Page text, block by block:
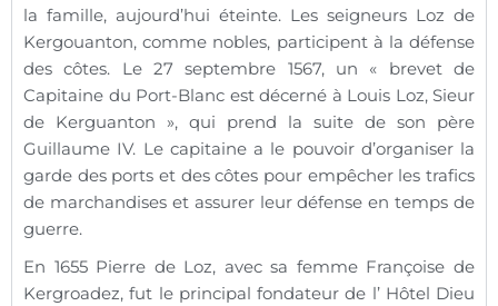
la famille, aujourd’hui éteinte. Les seigneurs Loz de
Kergouanton, comme nobles, participent à la défense
des côtes. Le 27 septembre 1567, un « brevet de
Capitaine du Port-Blanc est décerné à Louis Loz, Sieur
de Kerguanton », qui prend la suite de son père
Guillaume IV. Le capitaine a le pouvoir d’organiser la
garde des ports et des côtes pour empêcher les trafics
de marchandises et assurer leur défense en temps de
guerre.
En 1655 Pierre de Loz, avec sa femme Françoise de
Kergroadez, fut le principal fondateur de l’ Hôtel Dieu